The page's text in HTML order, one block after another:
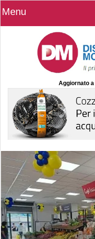
Menu
Aggiornato a